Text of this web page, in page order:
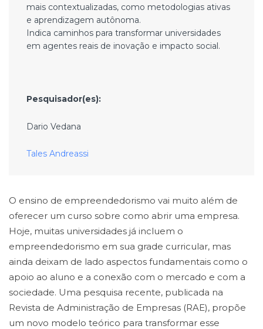
mais contextualizadas, como metodologias ativas
e aprendizagem autônoma.
Indica caminhos para transformar universidades
em agentes reais de inovação e impacto social.
Pesquisador(es):
Dario Vedana
Tales Andreassi
O ensino de empreendedorismo vai muito além de
oferecer um curso sobre como abrir uma empresa.
Hoje, muitas universidades já incluem o
empreendedorismo em sua grade curricular, mas
ainda deixam de lado aspectos fundamentais como o
apoio ao aluno e a conexão com o mercado e com a
sociedade. Uma pesquisa recente, publicada na
Revista de Administração de Empresas (RAE), propõe
um novo modelo teórico para transformar esse